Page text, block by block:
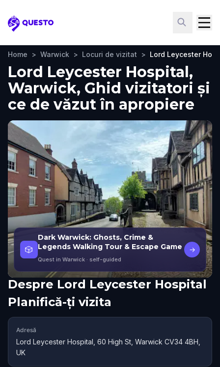
Questo
Home > Warwick > Locuri de vizitat > Lord Leycester
Lord Leycester Hospital,
Warwick, Ghid vizitatori și
ce de văzut în apropiere
🎲
Dark Warwick: Ghosts, Crime &
Legends Walking Tour & Escape Game
Quest in Warwick · self-guided
→
Despre Lord Leycester Hospital
Planifică-ți vizita
Adresă
Lord Leycester Hospital, 60 High St, Warwick CV34 4BH,
UK